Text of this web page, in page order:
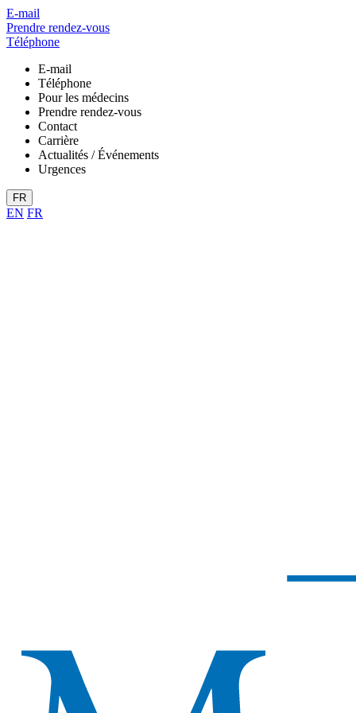
E-mail
Prendre rendez-vous
Téléphone
E-mail
Téléphone
Pour les médecins
Prendre rendez-vous
Contact
Carrière
Actualités / Événements
Urgences
FR
EN FR